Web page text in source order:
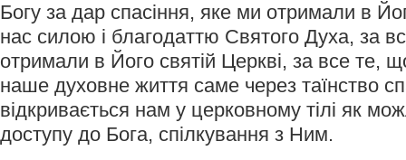
Богу за дар спасіння, яке ми отримали в
нас силою і благодаттю Святого Духа, за
отримали в Його святій Церкві, за все те,
наше духовне життя саме через таїнство
відкривається нам у церковному тілі як
доступу до Бога, спілкування з Ним.